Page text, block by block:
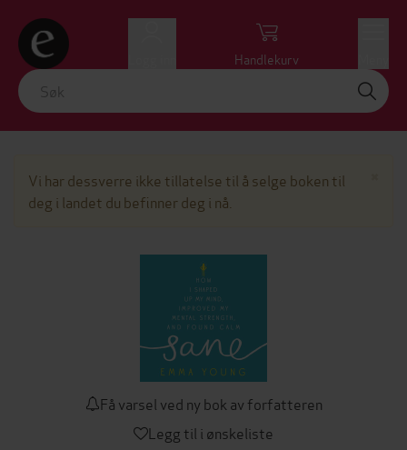
Handlekurv
Vi har dessverre ikke tillatelse til å selge boken til
deg i landet du befinner deg i nå.
Få varsel ved ny bok av forfatteren
Legg til i ønskeliste